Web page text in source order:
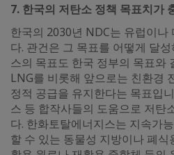
7. 한국의 저탄소 정책 목표치가
한국의 2030년 NDC는 유럽이나
다. 관건은 그 목표를 어떻게 달
스의 목표도 한국 정부의 목표와
LNG를 비롯해 앞으로는 친환경
정적 공급을 유지한다는 목표입
스 등 합작사들의 도움으로 저탄
다. 한화토탈에너지스는 지속가
할 수 있는 동물성 지방이나 폐